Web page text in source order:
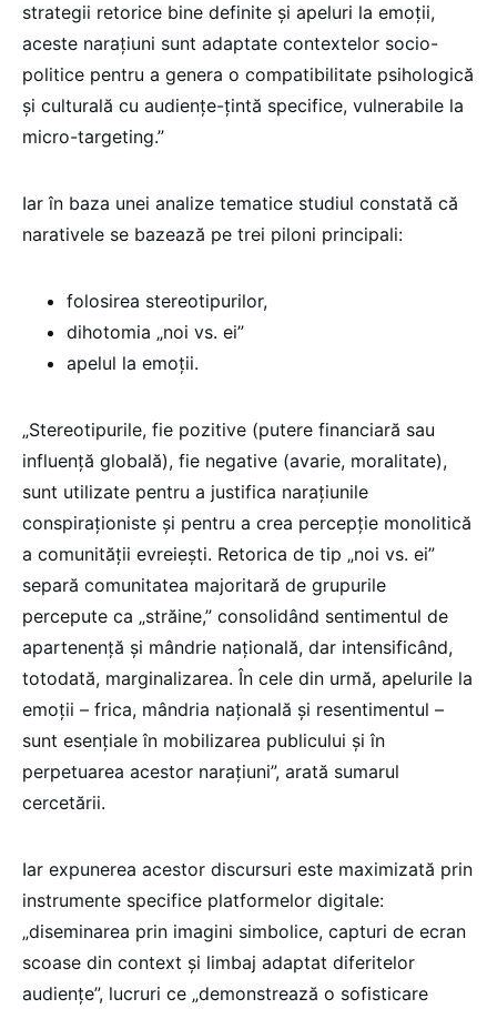
strategii retorice bine definite și apeluri la emoții,
aceste narațiuni sunt adaptate contextelor socio-
politice pentru a genera o compatibilitate psihologică
și culturală cu audiențe-țintă specifice, vulnerabile la
micro-targeting.”
Iar în baza unei analize tematice studiul constată că
narativele se bazează pe trei piloni principali:
folosirea stereotipurilor,
dihotomia „noi vs. ei”
apelul la emoții.
„Stereotipurile, fie pozitive (putere financiară sau
influență globală), fie negative (avarie, moralitate),
sunt utilizate pentru a justifica narațiunile
conspiraționiste și pentru a crea percepție monolitică
a comunității evreiești. Retorica de tip „noi vs. ei”
separă comunitatea majoritară de grupurile
percepute ca „străine,” consolidând sentimentul de
apartenență și mândrie națională, dar intensificând,
totodată, marginalizarea. În cele din urmă, apelurile la
emoții – frica, mândria națională și resentimentul –
sunt esențiale în mobilizarea publicului și în
perpetuarea acestor narațiuni”, arată sumarul
cercetării.
Iar expunerea acestor discursuri este maximizată prin
instrumente specifice platformelor digitale:
„diseminarea prin imagini simbolice, capturi de ecran
scoase din context și limbaj adaptat diferitelor
audiențe”, lucruri ce „demonstrează o sofisticare